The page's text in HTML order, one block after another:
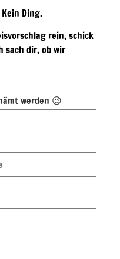
Ding.
rein, schick
sach dir, ob wir
werden 😉